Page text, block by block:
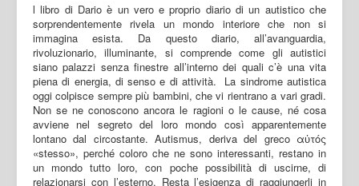
l libro di Dario è un vero e proprio diario di un autistico che
sorprendentemente rivela un mondo interiore che non si
immagina esista. Da questo diario, all’avanguardia,
rivoluzionario, illuminante, si comprende come gli autistici
siano palazzi senza finestre all’interno dei quali c’è una vita
piena di energia, di senso e di attività. La sindrome autistica
oggi colpisce sempre più bambini, che vi rientrano a vari gradi.
Non se ne conoscono ancora le ragioni o le cause, né cosa
avviene nel segreto del loro mondo così apparentemente
lontano dal circostante. Autismus, deriva del greco αὐτός
«stesso», perché coloro che ne sono interessanti, restano in
un mondo tutto loro, con poche possibilità di uscirne, di
relazionarsi con l’esterno. Resta l’esigenza di raggiungerli in